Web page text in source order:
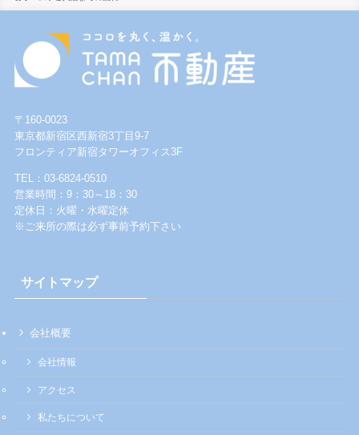
〒160-0023
東京都新宿区西新宿3丁目9-7
フロンティア新宿タワーオフィス3F
TEL：03-6824-0510
営業時間：9：30～18：30
定休日：火曜・水曜定休
※ご来所の際は必ず事前予約下さい
サイトマップ
会社概要
会社情報
アクセス
私たちについて